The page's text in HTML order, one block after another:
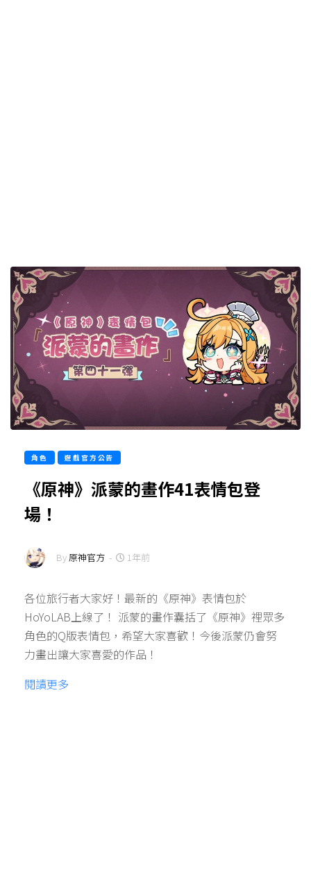
角色 遊戲官方公告
《原神》派蒙的畫作41表情包登
場！
By原神官方 - 1年前
各位旅行者大家好！最新的《原神》表情包於
HoYoLAB上線了！ 派蒙的畫作囊括了《原神》裡眾多
角色的Q版表情包，希望大家喜歡！今後派蒙仍會努
力畫出讓大家喜愛的作品！
閱讀更多